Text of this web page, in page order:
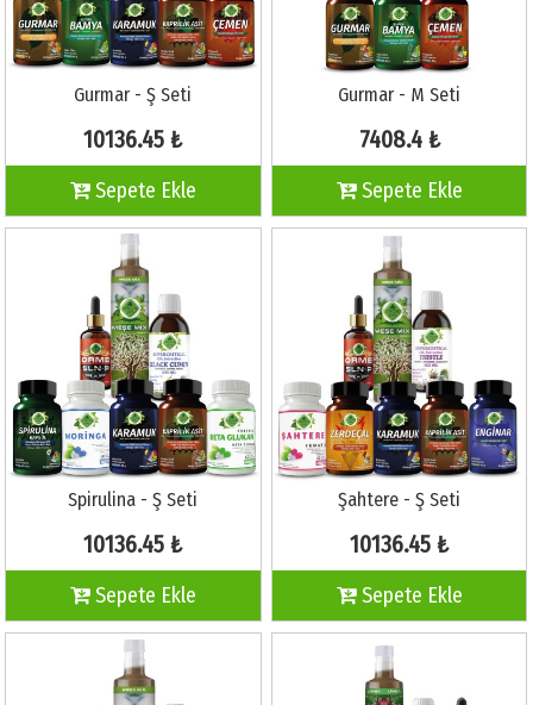
Gurmar - Ş Seti
10136.45 ₺
Sepete Ekle
Gurmar - M Seti
7408.4 ₺
Sepete Ekle
Spirulina - Ş Seti
10136.45 ₺
Sepete Ekle
Şahtere - Ş Seti
10136.45 ₺
Sepete Ekle